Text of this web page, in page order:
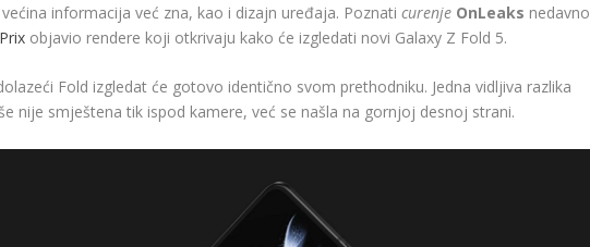
informacija već zna, kao i dizajn uređaja. Poznaticurenje OnLeaks nedavno
objavio rendere koji otkrivaju kako će izgledati novi Galaxy Z Fold 5.
Fold izgledat će gotovo identično svom prethodniku. Jedna vidljiva razlika
nije smještena tik ispod kamere, već se našla na gornjoj desnoj strani.